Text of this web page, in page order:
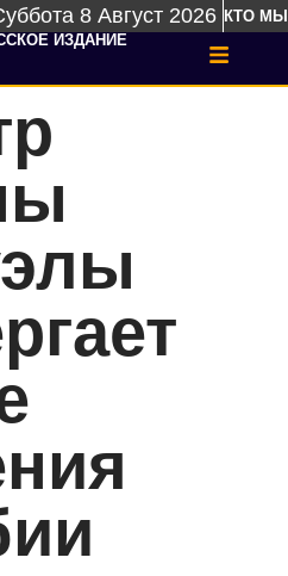
8 Август 2026 КТО МЫ
ИЗДАНИЕ